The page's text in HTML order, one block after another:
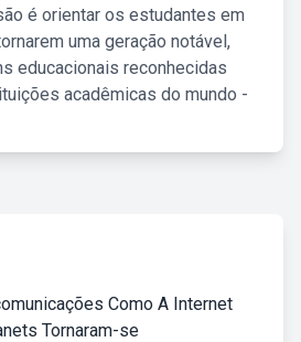
é orientar os estudantes em
uma geração notável,
educacionais reconhecidas
acadêmicas do mundo -
Como A Internet
Tornaram-se